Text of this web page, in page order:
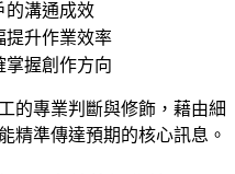
的溝通成效
提升作業效率
掌握創作方向
的專業判斷與修飾，藉由細
精準傳達預期的核心訊息。